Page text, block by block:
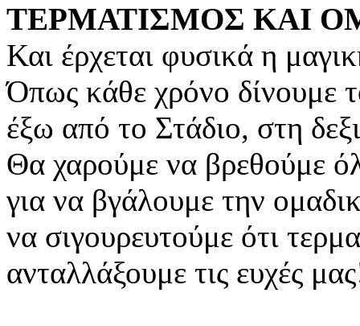
ΤΕΡΜΑΤΙΣΜΟΣ ΚΑΙ
Και έρχεται φυσικά η
Όπως κάθε χρόνο δίνουμε
έξω από το Στάδιο, στη
Θα χαρούμε να βρεθούμε
για να βγάλουμε την
να σιγουρευτούμε ότι
ανταλλάξουμε τις ευχές